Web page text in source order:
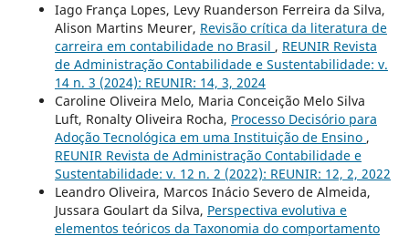
Iago França Lopes, Levy Ruanderson Ferreira da Silva,
Alison Martins Meurer, Revisão crítica da literatura de
carreira em contabilidade no Brasil , REUNIR Revista
de Administração Contabilidade e Sustentabilidade: v.
14 n. 3 (2024): REUNIR: 14, 3, 2024
Caroline Oliveira Melo, Maria Conceição Melo Silva
Luft, Ronalty Oliveira Rocha, Processo Decisório para
Adoção Tecnológica em uma Instituição de Ensino ,
REUNIR Revista de Administração Contabilidade e
Sustentabilidade: v. 12 n. 2 (2022): REUNIR: 12, 2, 2022
Leandro Oliveira, Marcos Inácio Severo de Almeida,
Jussara Goulart da Silva, Perspectiva evolutiva e
elementos teóricos da Taxonomia do comportamento